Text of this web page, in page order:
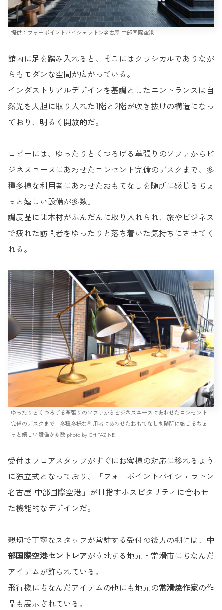
提供：フォーポイントバイシェラトン名古屋 中部国際空港
館内に足を踏み入れると、そこにはクラシカルでありなが
らもモダンな空間が広がっている。
インダストリアルデザインを基調としたエントランスは自
然光を大胆に取り入れた1階と2階が吹き抜けの構造になっ
ており、明るく開放的だ。
ロビーには、ゆったりとくつろげる革張りのソファからビ
ジネスユースにあわせたコンセント完備のデスクまで、多
種多様な利用者にあわせたおもてなしを随所に感じるちょ
っと嬉しい設備が多数。
調度品には木材がふんだんに取り入れられ、旅やビジネス
で疲れた訪問者をゆったりと落ち着いた気持ちにさせてく
れる。
ゆったりとくつろげる革張りのソファからビジネスユースにあわせたコンセント
完備のデスクまで、多種多様な利用者にあわせたおもてなしを随所に感じるちょ
っと嬉しい設備が多数 photo by CHITAZINE
受付はフロアスタッフがすぐにお客様の対応に移れるよう
に独立式となっており、「フォーポイントバイシェラトン
名古屋 中部国際空港」が目指すホスピタリティに合わせ
た機能的なデザインだ。
親切で丁寧なスタッフが常駐する受付の後方の棚には、 中
部国際空港セントレアが立地する地元・常滑市にちなんだ
アイテムが飾られている。
飛行機にちなんだアイテムの他にも地元の常滑焼作家の作
品も展示されている。